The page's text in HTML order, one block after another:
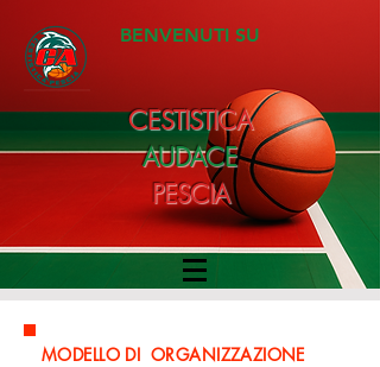
BENVENUTI SU
CESTISTICA
AUDACE
PESCIA
MODELLO DI ORGANIZZAZIONE